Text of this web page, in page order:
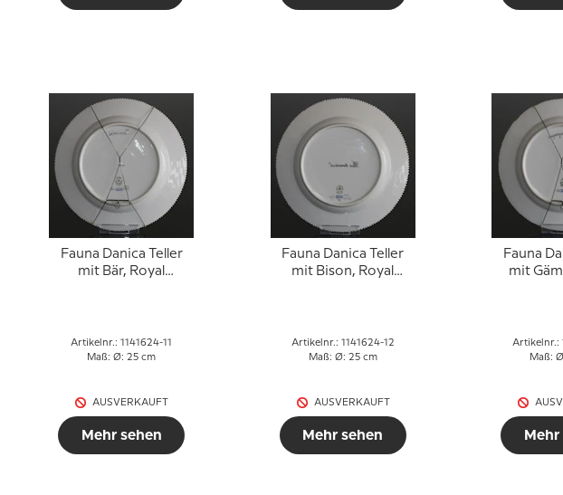
Fauna Danica Teller
mit Bär, Royal
Artikelnr.: 1141624-11
Maß: Ø: 25 cm
AUSVERKAUFT
Mehr sehen
Fauna Danica Teller
mit Bison, Royal
Artikelnr.: 1141624-12
Maß: Ø: 25 cm
AUSVERKAUFT
Mehr sehen
Fauna
mit
Artikelnr.:
Maß:
Mehr